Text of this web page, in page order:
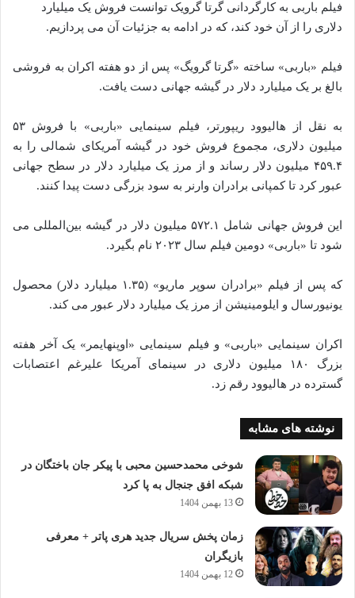
فیلم باربی به کارگردانی گرتا گرویک توانست فروش یک میلیارد
دلاری را از آن خود کند، که در ادامه به جزئیات آن می پردازیم.
فیلم «باربی» ساخته «گرتا گرویگ» پس از دو هفته اکران به فروشی
بالغ بر یک میلیارد دلار در گیشه جهانی دست یافت.
به نقل از هالیوود ریپورتر، فیلم سینمایی «باربی» با فروش ۵۳
میلیون دلاری، مجموع فروش خود در گیشه آمریکای شمالی را به
۴۵۹.۴ میلیون دلار رساند و از مرز یک میلیارد دلار در سطح جهانی
عبور کرد تا کمپانی برادران وارنر به سود بزرگی دست پیدا کنند.
این فروش جهانی شامل ۵۷۲.۱ میلیون دلار در گیشه بین‌المللی می‌
شود تا «باربی» دومین فیلم سال ۲۰۲۳ نام بگیرد.
که پس از فیلم «برادران سوپر ماریو» (۱.۳۵ میلیارد دلار) محصول
یونیورسال و ایلومینیشن از مرز یک میلیارد دلار عبور می‌ کند.
اکران سینمایی «باربی» و فیلم سینمایی «اوپنهایمر» یک آخر هفته
بزرگ ۱۸۰ میلیون دلاری در سینمای آمریکا علیرغم اعتصابات
گسترده در هالیوود رقم زد.
نوشته های مشابه
شوخی محمدحسین محبی با پیکر جان باختگان در
شبکه افق جنجال به پا کرد
13 بهمن 1404
زمان پخش سریال جدید هری پاتر + معرفی
بازیگران
12 بهمن 1404